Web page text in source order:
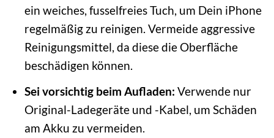
ein weiches, fusselfreies Tuch, um Dein iPhone
regelmäßig zu reinigen. Vermeide aggressive
Reinigungsmittel, da diese die Oberfläche
beschädigen können.
Sei vorsichtig beim Aufladen: Verwende nur
Original-Ladegeräte und -Kabel, um Schäden
am Akku zu vermeiden.